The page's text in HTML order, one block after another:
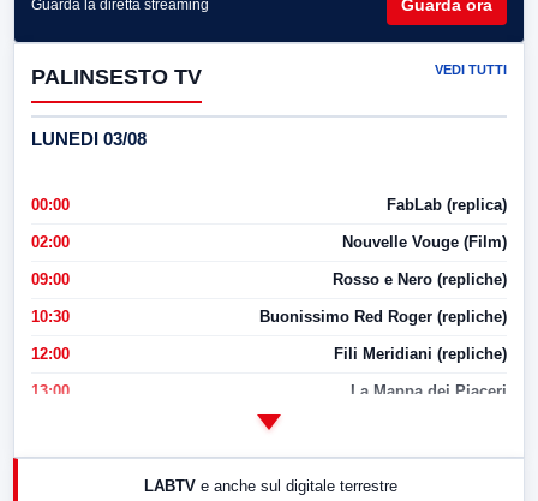
Guarda la diretta streaming Guarda ora
PALINSESTO TV VEDI TUTTI
LUNEDI 03/08
00:00 FabLab (replica)
02:00 Nouvelle Vouge (Film)
09:00 Rosso e Nero (repliche)
10:30 Buonissimo Red Roger (repliche)
12:00 Fili Meridiani (repliche)
13:00 La Mappa dei Piaceri
LABTV e anche sul digitale terrestre